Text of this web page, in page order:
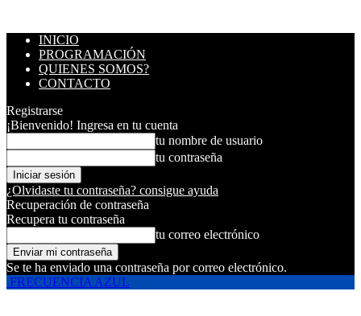
INICIO
PROGRAMACIÓN
QUIENES SOMOS?
CONTACTO
Registrarse
¡Bienvenido! Ingresa en tu cuenta
tu nombre de usuario
tu contraseña
¿Olvidaste tu contraseña? consigue ayuda
Recuperación de contraseña
Recupera tu contraseña
tu correo electrónico
Se te ha enviado una contraseña por correo electrónico.
FRECUENCIA AZUL